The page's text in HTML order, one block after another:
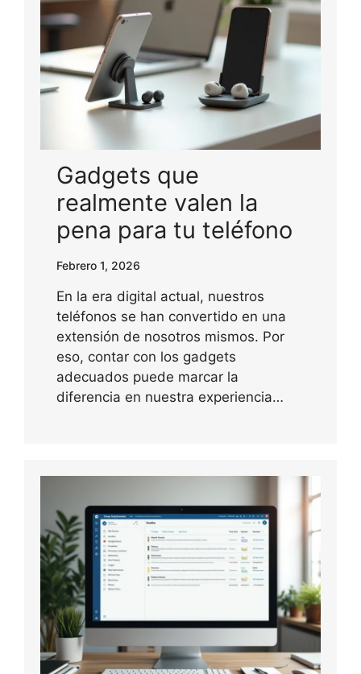
Gadgets que
realmente valen la
pena para tu teléfono
Febrero 1, 2026
En la era digital actual, nuestros
teléfonos se han convertido en una
extensión de nosotros mismos. Por
eso, contar con los gadgets
adecuados puede marcar la
diferencia en nuestra experiencia…